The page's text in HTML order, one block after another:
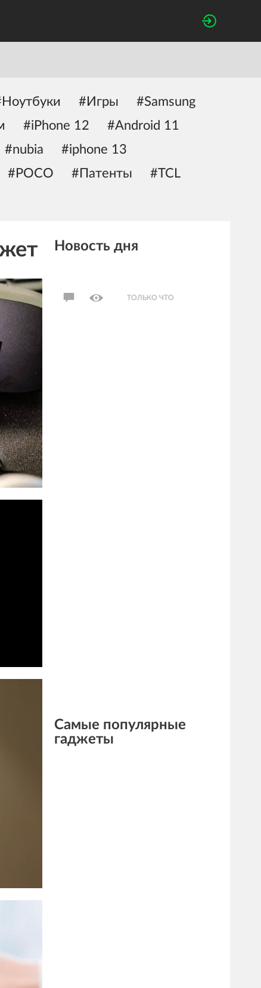
#Игры
#Samsung
#iPhone 12
#Android 11
#nubia
#iphone 13
#POCO #Патенты
#TCL
Новость дня
ТОЛЬКО ЧТО
Самые популярные
гаджеты